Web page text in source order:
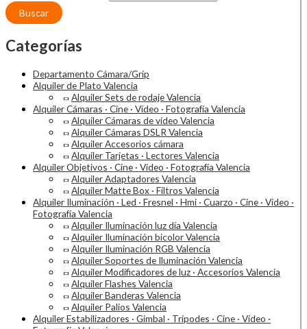
Buscar
Categorías
Departamento Cámara/Grip
Alquiler de Plato Valencia
Alquiler Sets de rodaje Valencia
Alquiler Cámaras · Cine · Vídeo · Fotografía Valencia
Alquiler Cámaras de vídeo Valencia
Alquiler Cámaras DSLR Valencia
Alquiler Accesorios cámara
Alquiler Tarjetas · Lectores Valencia
Alquiler Objetivos · Cine · Vídeo · Fotografía Valencia
Alquiler Adaptadores Valencia
Alquiler Matte Box · Filtros Valencia
Alquiler Iluminación · Led · Fresnel · Hmi · Cuarzo · Cine · Vídeo ·
Fotografía Valencia
Alquiler Iluminación luz día Valencia
Alquiler Iluminación bicolor Valencia
Alquiler Iluminación RGB Valencia
Alquiler Soportes de Iluminación Valencia
Alquiler Modificadores de luz · Accesorios Valencia
Alquiler Flashes Valencia
Alquiler Banderas Valencia
Alquiler Palios Valencia
Alquiler Estabilizadores · Gimbal · Trípodes · Cine · Vídeo ·